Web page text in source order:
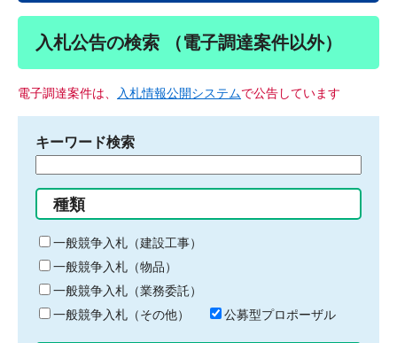
入札公告の検索 （電子調達案件以外）
電子調達案件は、 入札情報公開システムで公告しています
キーワード検索
る
キ
ー
ワ
ー
ド
種類
一般競争入札（建設工事）
一般競争入札（物品）
一般競争入札（業務委託）
一般競争入札（その他）
公募型プロポーザル